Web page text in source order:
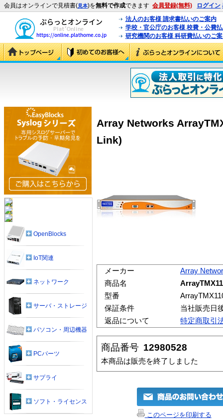
会員はオンラインで見積書(見本)を無料で作成できます 会員登録(無料) ログイン
法人のお客様 請求書払いのご案内
学校・官公庁のお客様 校費・公費
研究機関のお客様 科研費払いのご
Array Networks
Link)
メーカー
Array
商品名
型番
保証条件
当社販売日
返品について
特定商取引
商品番号 12980528
本商品は販売を終了しました
このページを印刷する
OpenBlocks
IoT関連
ネットワーク
サーバ・ストレージ
パソコン・周辺機器
PCパーツ
サプライ
ソフト・ライセンス